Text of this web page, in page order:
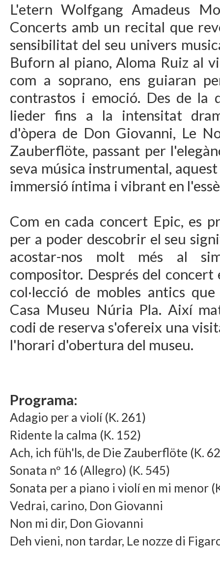
L'etern Wolfgang Amadeus
Concerts amb un recital que
sensibilitat del seu univers
Buforn al piano, Aloma Ruiz al
com a soprano, ens guiaran
contrastos i emoció. Des de la
lieder fins a la intensitat
d'òpera de Don Giovanni, Le
Zauberflöte, passant per
seva música instrumental,
immersió íntima i vibrant en
Com en cada concert Epic, es
per a poder descobrir el seu
acostar-nos molt més al
compositor. Després del concert
col·lecció de mobles antics
Casa Museu Núria Pla. Així
codi de reserva s'ofereix una
l'horari d'obertura del museu.
Programa:
Adagio per a violí (K. 261)
Ridente la calma (K. 152)
Ach, ich füh'ls, de Die Zauberflöte (K.
Sonata nº 16 (Allegro) (K. 545)
Sonata per a piano i violí en mi menor
Vedrai, carino, Don Giovanni
Non mi dir, Don Giovanni
Deh vieni, non tardar, Le nozze di